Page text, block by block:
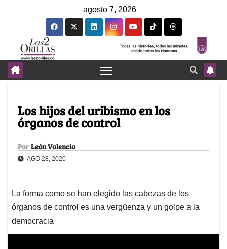
agosto 7, 2026
Los hijos del uribismo en los
órganos de control
Por León Valencia
AGO 28, 2020
La forma como se han elegido las cabezas de los
órganos de control es una vergüenza y un golpe a la
democracia